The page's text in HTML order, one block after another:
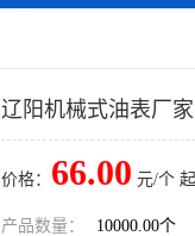
辽阳机械式油表厂
价格： 66.00 元/个 起
产品数量： 10000.00个